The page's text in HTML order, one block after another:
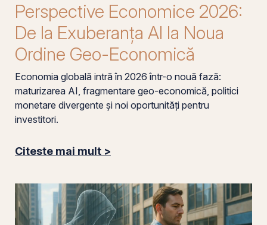
Perspective Economice 2026:
De la Exuberanța AI la Noua
Ordine Geo-Economică
Economia globală intră în 2026 într-o nouă fază:
maturizarea AI, fragmentare geo-economică, politici
monetare divergente și noi oportunități pentru
investitori.
Citeste mai mult >